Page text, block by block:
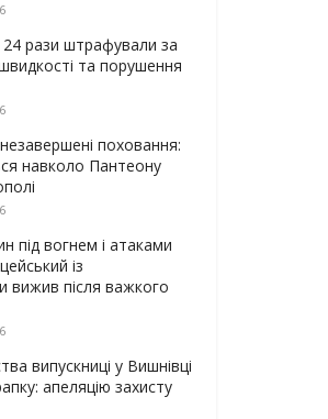
рази штрафували за
та порушення
незавершені поховання:
навколо Пантеону
під вогнем і атаками
із
вижив після важкого
випускниці у Вишнівці
апеляцію захисту